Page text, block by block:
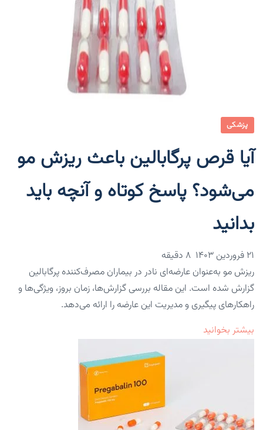
پزشکی
آیا قرص پرگابالین باعث ریزش مو
می‌شود؟ پاسخ کوتاه و آنچه باید
بدانید
۲۱ فروردین ۱۴۰۳
ریزش مو به‌عنوان عارضه‌ای نادر در بیماران مصرف‌کننده پرگابالین
گزارش شده است. این مقاله بررسی گزارش‌ها، زمان بروز، ویژگی‌ها و
راهکارهای پیگیری و مدیریت این عارضه را ارائه می‌دهد.
بیشتر بخوانید